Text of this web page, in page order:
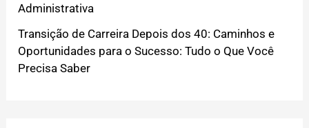
Administrativa
Transição de Carreira Depois dos 40: Caminhos e
Oportunidades para o Sucesso: Tudo o Que Você
Precisa Saber